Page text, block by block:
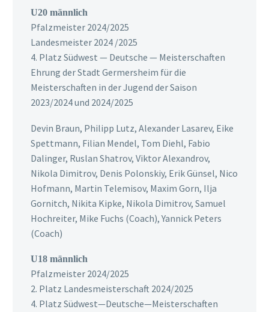
U20 männlich
Pfalzmeister 2024/2025
Landesmeister 2024 /2025
4. Platz Südwest — Deutsche — Meisterschaften
Ehrung der Stadt Germersheim für die
Meisterschaften in der Jugend der Saison
2023/2024 und 2024/2025
Devin Braun, Philipp Lutz, Alexander Lasarev, Eike
Spettmann, Filian Mendel, Tom Diehl, Fabio
Dalinger, Ruslan Shatrov, Viktor Alexandrov,
Nikola Dimitrov, Denis Polonskiy, Erik Günsel, Nico
Hofmann, Martin Telemisov, Maxim Gorn, Ilja
Gornitch, Nikita Kipke, Nikola Dimitrov, Samuel
Hochreiter, Mike Fuchs (Coach), Yannick Peters
(Coach)
U18 männlich
Pfalzmeister 2024/2025
2. Platz Landesmeisterschaft 2024/2025
4. Platz Südwest—Deutsche—Meisterschaften